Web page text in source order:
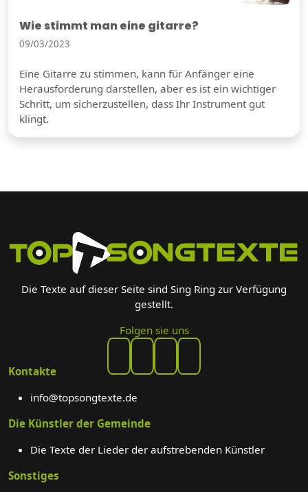
Wie stimmt man eine gitarre?
09/03/2023
Eine Gitarre zu stimmen, kann für Anfänger eine
Herausforderung darstellen, aber es ist ein wichtiger
Schritt, um sicherzustellen, dass Ihr Instrument gut
klingt.
Die Texte auf dieser Seite sind Sing Ring zur Verfügung
gestellt.
Folgen sie uns
Kontakte
info@topsongtexte.de
Die Künstler der Gemeinde
Die Texte der Lieder der aufstrebenden Künstler
Sonstiges